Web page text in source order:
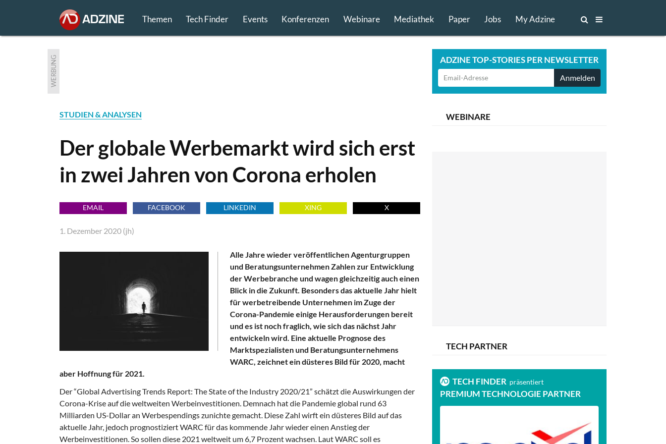
Themen Tech Finder Events Konferenzen Webinare Mediathek Paper Jobs My Adzine
WERBUNG ADZINE TOP-STORIES PER NEWSLETTER
Anmelden
STUDIEN & ANALYSEN
Der globale Werbemarkt wird sich erst
in zwei Jahren von Corona erholen
EMAIL FACEBOOK LINKEDIN XING X
1. Dezember 2020 (jh)
Alle Jahre wieder veröffentlichen Agenturgruppen
und Beratungsunternehmen Zahlen zur Entwicklung
der Werbebranche und wagen gleichzeitig auch einen
Blick in die Zukunft. Besonders das aktuelle Jahr hielt
für werbetreibende Unternehmen im Zuge der
Corona-Pandemie einige Herausforderungen bereit
und es ist noch fraglich, wie sich das nächst Jahr
entwickeln wird. Eine aktuelle Prognose des
Marktspezialisten und Beratungsunternehmens
WARC, zeichnet ein düsteres Bild für 2020, macht
aber Hoffnung für 2021.
Der “Global Advertising Trends Report: The State of the Industry 2020/21” schätzt die Auswirkungen der
Corona-Krise auf die weltweiten Werbeinvestitionen. Demnach hat die Pandemie global rund 63
Milliarden US-Dollar an Werbespendings zunichte gemacht. Diese Zahl wirft ein düsteres Bild auf das
aktuelle Jahr, jedoch prognostiziert WARC für das kommende Jahr wieder einen Anstieg der
Werbeinvestitionen. So sollen diese 2021 weltweit um 6,7 Prozent wachsen. Laut WARC soll es
WEBINARE
TECH PARTNER
TECH FINDER präsentiert
PREMIUM TECHNOLOGIE PARTNER